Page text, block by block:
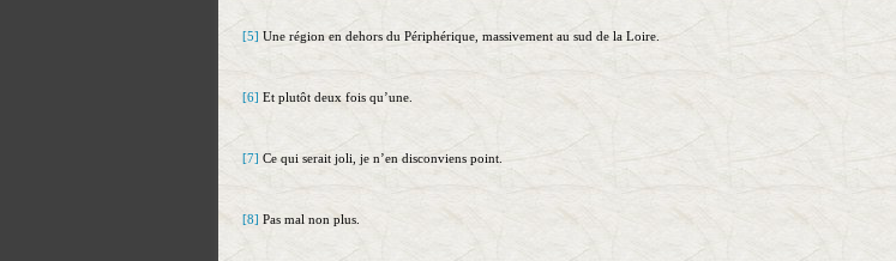
[5] Une région en dehors du Périphérique, massivement au sud de la Loire.
[6] Et plutôt deux fois qu’une.
[7] Ce qui serait joli, je n’en disconviens point.
[8] Pas mal non plus.